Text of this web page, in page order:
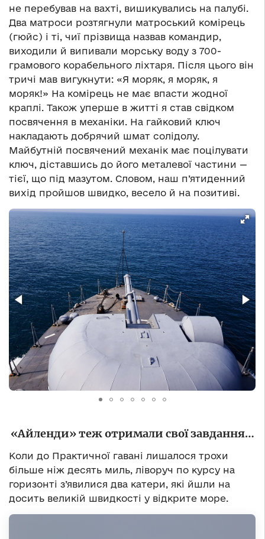
не перебував на вахті, вишикувались на палубі.
Два матроси розтягнули матроський комірець
(гюйс) і ті, чиї прізвища назвав командир,
виходили й випивали морську воду з 700-
грамового корабельного ліхтаря. Після цього він
тричі мав вигукнути: «Я моряк, я моряк, я
моряк!» На комірець не має впасти жодної
краплі. Також уперше в житті я став свідком
посвячення в механіки. На гайковий ключ
накладають добрячий шмат солідолу.
Майбутній посвячений механік має поцілувати
ключ, діставшись до його металевої частини —
тієї, що під мазутом. Словом, наш п’ятиденний
вихід пройшов швидко, весело й на позитиві.
«Айленди» теж отримали свої завдання…
Коли до Практичної гавані лишалося трохи
більше ніж десять миль, ліворуч по курсу на
горизонті з’явилися два катери, які йшли на
досить великій швидкості у відкрите море.